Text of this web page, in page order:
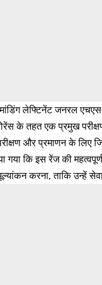
लेफ्टिनेंट जनरल एचएस
के तहत एक प्रमुख
और प्रमाणन के लिए
गया कि इस रेंज की
करना, ताकि उन्हें